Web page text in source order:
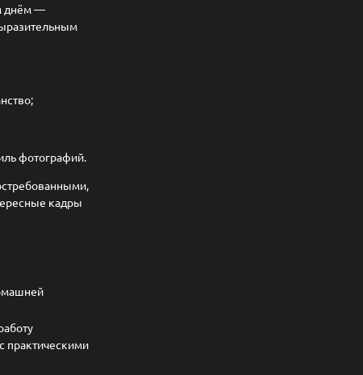
днём —
фотографий.
кадры
практическими